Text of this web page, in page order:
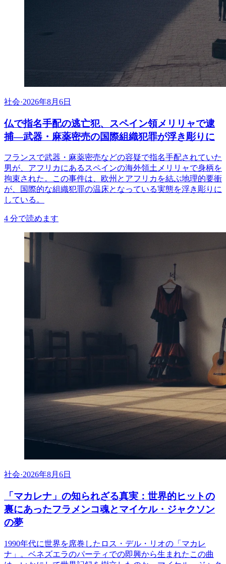
社会·2026年8月6日
仏で指名手配の逃亡犯、スペイン領メリリャで逮
捕―武器・麻薬密売の国際組織犯罪が浮き彫りに
フランスで武器・麻薬密売などの容疑で指名手配されていた
男が、アフリカにあるスペインの海外領土メリリャで身柄を
拘束された。この事件は、欧州とアフリカを結ぶ地理的要衝
が、国際的な組織犯罪の温床となっている実態を浮き彫りに
している。
4 分で読めます
社会·2026年8月6日
「マカレナ」の知られざる真実：世界的ヒットの
裏にあったフラメンコ魂とマイケル・ジャクソン
の夢
1990年代に世界を席巻したロス・デル・リオの「マカレ
ナ」。ベネズエラのパーティでの即興から生まれたこの曲